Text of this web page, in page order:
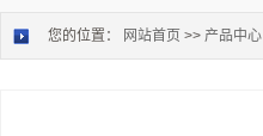
您的位置： 网站首页 >> 产品中心